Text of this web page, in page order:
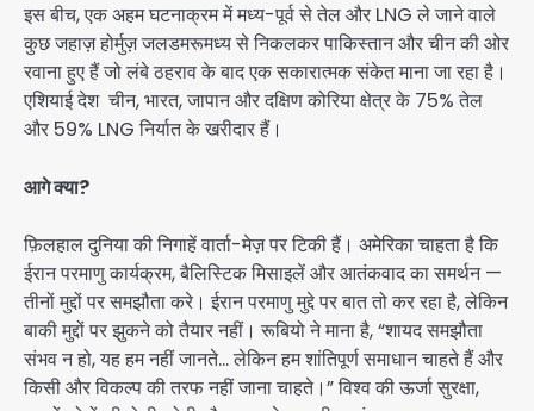
इस बीच, एक अहम घटनाक्रम में मध्य-पूर्व से तेल और LNG ले जाने वाले
कुछ जहाज़ होर्मुज़ जलडमरूमध्य से निकलकर पाकिस्तान और चीन की ओर
रवाना हुए हैं जो लंबे ठहराव के बाद एक सकारात्मक संकेत माना जा रहा है।
एशियाई देश चीन, भारत, जापान और दक्षिण कोरिया क्षेत्र के 75% तेल
और 59% LNG निर्यात के खरीदार हैं।
आगे क्या?
फ़िलहाल दुनिया की निगाहें वार्ता-मेज़ पर टिकी हैं। अमेरिका चाहता है कि
ईरान परमाणु कार्यक्रम, बैलिस्टिक मिसाइलें और आतंकवाद का समर्थन —
तीनों मुद्दों पर समझौता करे। ईरान परमाणु मुद्दे पर बात तो कर रहा है, लेकिन
बाकी मुद्दों पर झुकने को तैयार नहीं। रूबियो ने माना है, “शायद समझौता
संभव न हो, यह हम नहीं जानते… लेकिन हम शांतिपूर्ण समाधान चाहते हैं और
किसी और विकल्प की तरफ नहीं जाना चाहते।” विश्व की ऊर्जा सुरक्षा,